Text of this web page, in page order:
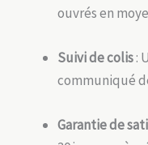
ouvrés en
Suivi de colis:
communiqué
Garantie de